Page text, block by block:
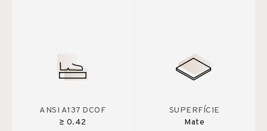
ANSI A137 DCOF
≥ 0.42
SUPERFÍCIE
Mate